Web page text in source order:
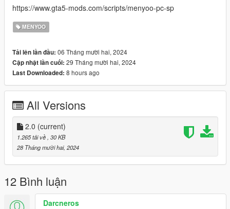
https://www.gta5-mods.com/scripts/menyoo-pc-sp
MENYOO
Tải lên lần đầu: 06 Tháng mười hai, 2024
Cập nhật lần cuối: 29 Tháng mười hai, 2024
Last Downloaded: 8 hours ago
All Versions
2.0 (current)
1.265 tải về, 30 KB
28 Tháng mười hai, 2024
12 Bình luận
Darcneros